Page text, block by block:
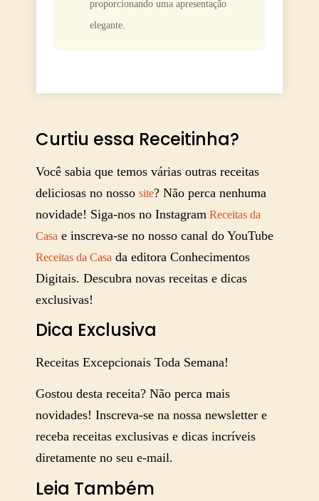
proporcionando uma apresentação
elegante.
Curtiu essa Receitinha?
Você sabia que temos várias outras receitas
deliciosas no nosso site? Não perca nenhuma
novidade! Siga-nos no Instagram Receitas da
Casa e inscreva-se no nosso canal do YouTube
Receitas da Casa da editora Conhecimentos
Digitais. Descubra novas receitas e dicas
exclusivas!
Dica Exclusiva
Receitas Excepcionais Toda Semana!
Gostou desta receita? Não perca mais
novidades! Inscreva-se na nossa newsletter e
receba receitas exclusivas e dicas incríveis
diretamente no seu e-mail.
Leia Também